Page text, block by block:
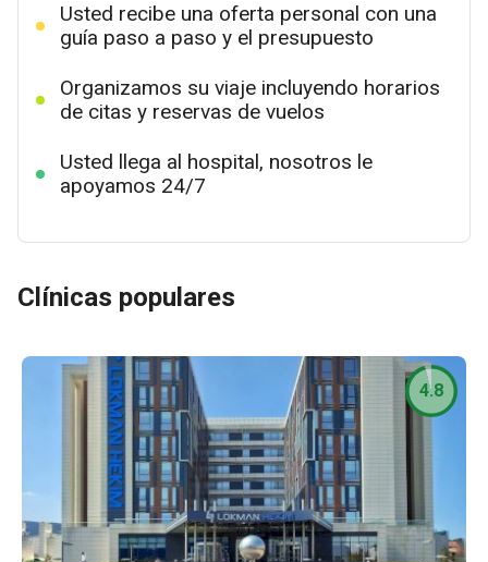
Usted recibe una oferta personal con una
guía paso a paso y el presupuesto
Organizamos su viaje incluyendo horarios
de citas y reservas de vuelos
Usted llega al hospital, nosotros le
apoyamos 24/7
Clínicas populares
4.8